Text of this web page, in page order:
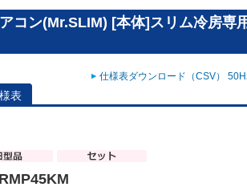
コン(Mr.SLIM) [本体]スリム冷房専
仕様表ダウンロード（CSV）
表